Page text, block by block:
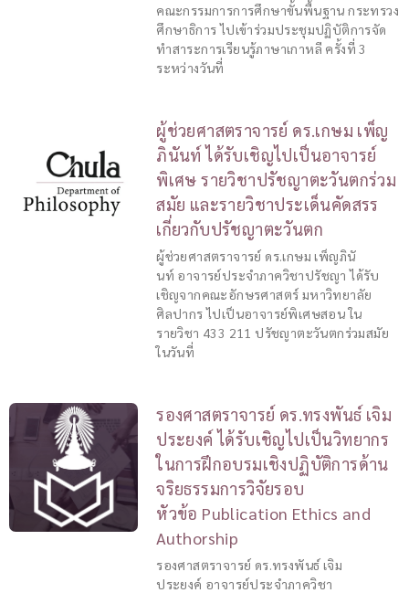
คณะกรรมการการศึกษาขั้นพื้นฐาน กระทรวง
ศึกษาธิการ ไปเข้าร่วมประชุมปฏิบัติการจัด
ทำสาระการเรียนรู้ภาษาเกาหลี ครั้งที่ 3
ระหว่างวันที่
ผู้ช่วยศาสตราจารย์ ดร.เกษม เพ็ญ
ภินันท์ ได้รับเชิญไปเป็นอาจารย์
พิเศษ รายวิชาปรัชญาตะวันตกร่วม
สมัย และรายวิชาประเด็นคัดสรร
เกี่ยวกับปรัชญาตะวันตก
ผู้ช่วยศาสตราจารย์ ดร.เกษม เพ็ญภินั
นท์ อาจารย์ประจำภาควิชาปรัชญา ได้รับ
เชิญจากคณะอักษรศาสตร์ มหาวิทยาลัย
ศิลปากร ไปเป็นอาจารย์พิเศษสอน ใน
รายวิชา 433 211 ปรัชญาตะวันตกร่วมสมัย
ในวันที่
รองศาสตราจารย์ ดร.ทรงพันธ์ เจิม
ประยงค์ ได้รับเชิญไปเป็นวิทยากร
ในการฝึกอบรมเชิงปฏิบัติการด้าน
จริยธรรมการวิจัยรอบ
หัวข้อ Publication Ethics and
Authorship
รองศาสตราจารย์ ดร.ทรงพันธ์ เจิม
ประยงค์ อาจารย์ประจำภาควิชา